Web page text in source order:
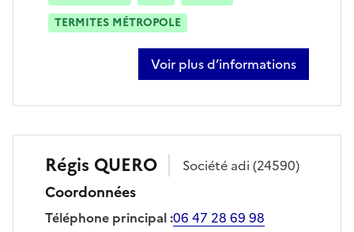
TERMITES MÉTROPOLE
Voir plus d’informations
sur alexis mascarell
Régis QUERO Société adi (24590)
Coordonnées
Téléphone principal:06 47 28 69 98